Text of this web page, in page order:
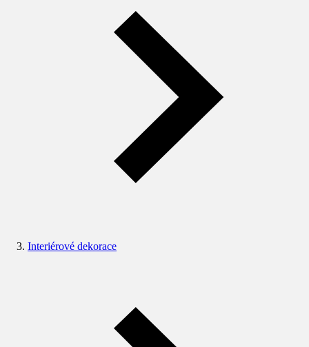
Interiérové dekorace